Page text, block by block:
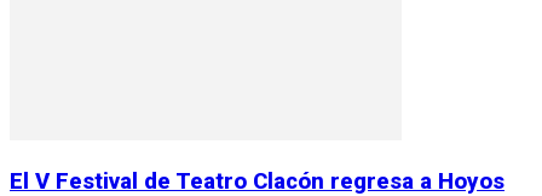
El V Festival de Teatro Clacón regresa a Hoyos